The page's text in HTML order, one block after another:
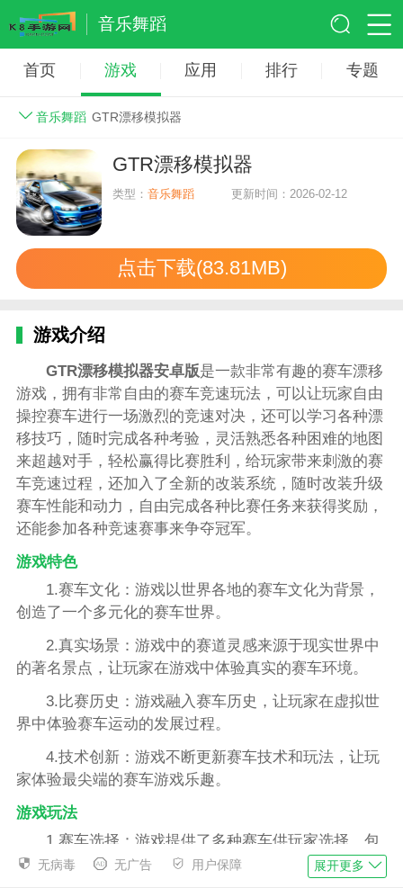
音乐舞蹈
首页 游戏 应用 排行 专题
音乐舞蹈 GTR漂移模拟器
GTR漂移模拟器
类型：音乐舞蹈 更新时间：2026-02-12
点击下载(83.81MB)
游戏介绍
GTR漂移模拟器安卓版是一款非常有趣的赛车漂移
游戏，拥有非常自由的赛车竞速玩法，可以让玩家自由
操控赛车进行一场激烈的竞速对决，还可以学习各种漂
移技巧，随时完成各种考验，灵活熟悉各种困难的地图
来超越对手，轻松赢得比赛胜利，给玩家带来刺激的赛
车竞速过程，还加入了全新的改装系统，随时改装升级
赛车性能和动力，自由完成各种比赛任务来获得奖励，
还能参加各种竞速赛事来争夺冠军。
游戏特色
1.赛车文化：游戏以世界各地的赛车文化为背景，
创造了一个多元化的赛车世界。
2.真实场景：游戏中的赛道灵感来源于现实世界中
的著名景点，让玩家在游戏中体验真实的赛车环境。
3.比赛历史：游戏融入赛车历史，让玩家在虚拟世
界中体验赛车运动的发展过程。
4.技术创新：游戏不断更新赛车技术和玩法，让玩
家体验最尖端的赛车游戏乐趣。
游戏玩法
1.赛车选择：游戏提供了多种赛车供玩家选择，包
括超级跑车、肌肉车、改装车等。
无病毒 无广告 用户保障 展开更多